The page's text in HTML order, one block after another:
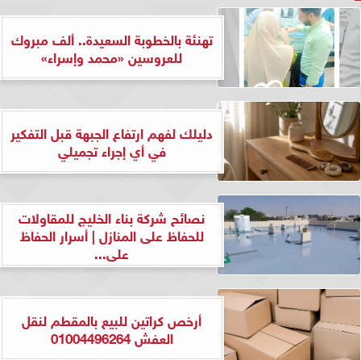
تهنئة بالخطوبة السعيدة.. ألف مبروك
للعروسين «محمد وإسراء»
دليلك لفهم ارتفاع الجبهة قبل التفكير
في أي إجراء تجميلي
نصائح شركة بناء الخليج للمقاولات
للحفاظ على المنازل | أسرار الحفاظ
على...
أرخص كراتين للبيع بالمقطم لنقل
العفش 01004496264